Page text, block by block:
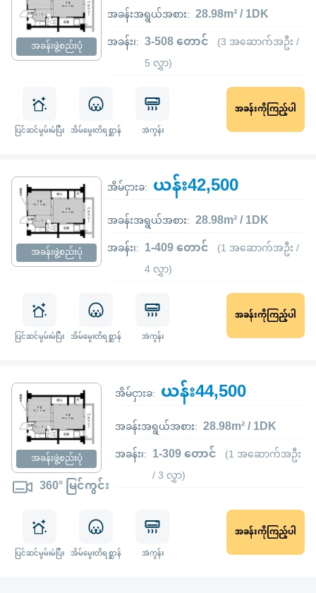
အခန်းဖွဲ့စည်းပုံ
အခန်းအရွယ်အစား: 28.98m² / 1DK
အခန်း၊: 3-508 တောင် (3 အဆောက်အဦး /
5 လွှာ)
ပြင်ဆင်မွမ်းမံပြီး အိမ်မွေးတိရစ္ဆာန် အဲကွန်း
အခန်းကိုကြည့်ပါ
အခန်းဖွဲ့စည်းပုံ
အိမ်ငှားခ: ယန်း42,500
အခန်းအရွယ်အစား: 28.98m² / 1DK
အခန်း၊: 1-409 တောင် (1 အဆောက်အဦး /
4 လွှာ)
ပြင်ဆင်မွမ်းမံပြီး အိမ်မွေးတိရစ္ဆာန် အဲကွန်း
အခန်းကိုကြည့်ပါ
အခန်းဖွဲ့စည်းပုံ
360° မြင်ကွင်း
အိမ်ငှားခ: ယန်း44,500
အခန်းအရွယ်အစား: 28.98m² / 1DK
အခန်း၊: 1-309 တောင် (1 အဆောက်အဦး
/ 3 လွှာ)
ပြင်ဆင်မွမ်းမံပြီး အိမ်မွေးတိရစ္ဆာန် အဲကွန်း
အခန်းကိုကြည့်ပါ